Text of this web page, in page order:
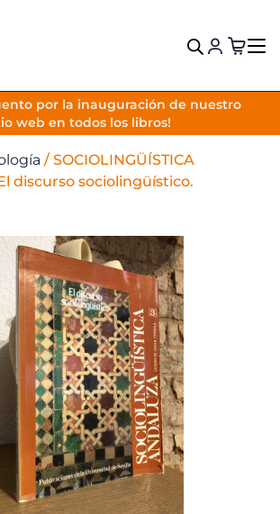
por la inauguración de nuestro
web en todos los libros!
VOLVER
/ SOCIOLINGÜÍSTICA
discurso sociolingüístico.